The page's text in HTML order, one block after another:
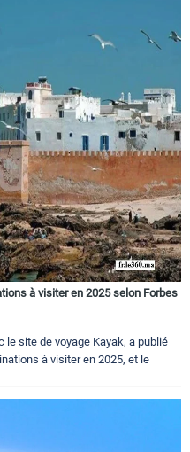
à visiter en 2025 selon Forbes
le site de voyage Kayak, a publié
à visiter en 2025, et le